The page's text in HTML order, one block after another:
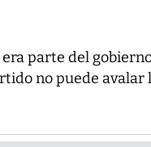
parte del
no puede avalar